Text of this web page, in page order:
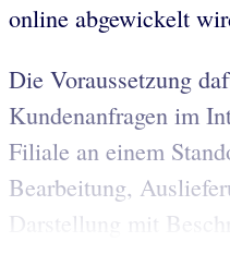
online abgewickelt
Die Voraussetzung
Kundenanfragen im
Filiale an einem
Bearbeitung,
Darstellung mit